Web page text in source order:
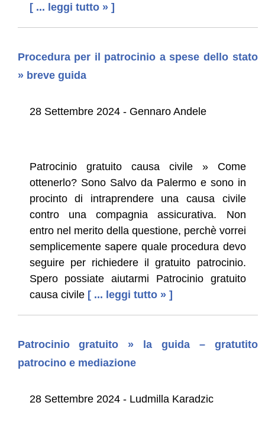
[ ... leggi tutto » ]
Procedura per il patrocinio a spese dello stato
» breve guida
28 Settembre 2024 - Gennaro Andele
Patrocinio gratuito causa civile » Come
ottenerlo? Sono Salvo da Palermo e sono in
procinto di intraprendere una causa civile
contro una compagnia assicurativa. Non
entro nel merito della questione, perchè vorrei
semplicemente sapere quale procedura devo
seguire per richiedere il gratuito patrocinio.
Spero possiate aiutarmi Patrocinio gratuito
causa civile [ ... leggi tutto » ]
Patrocinio gratuito » la guida – gratutito
patrocino e mediazione
28 Settembre 2024 - Ludmilla Karadzic